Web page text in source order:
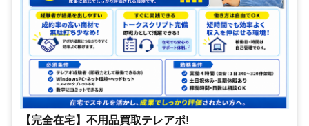
【完全在宅】不用品買取テレアポ!